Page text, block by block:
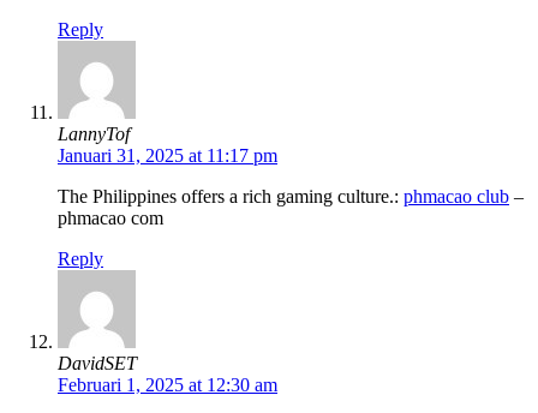
Reply
LannyTof
Januari 31, 2025 at 11:17 pm
The Philippines offers a rich gaming culture.: phmacao club –
phmacao com
Reply
DavidSET
Februari 1, 2025 at 12:30 am